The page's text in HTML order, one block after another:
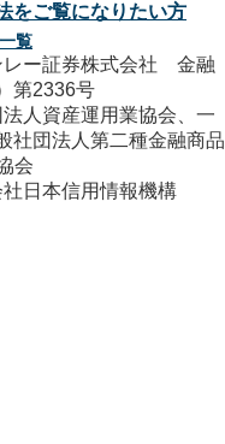
をご覧になりたい方
覧
レー証券株式会社 金融
第2336号
人資産運用業協会、一
社団法人第二種金融商品
会
日本信用情報機構